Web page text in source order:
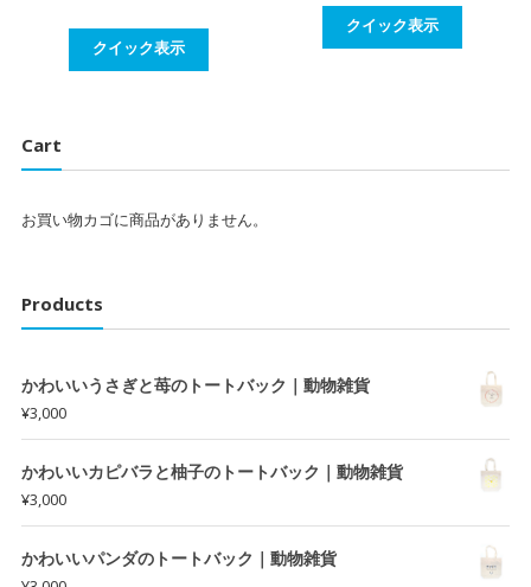
クイック表示
クイック表示
Cart
お買い物カゴに商品がありません。
Products
かわいいうさぎと苺のトートバック｜動物雑貨
¥3,000
かわいいカピバラと柚子のトートバック｜動物雑貨
¥3,000
かわいいパンダのトートバック｜動物雑貨